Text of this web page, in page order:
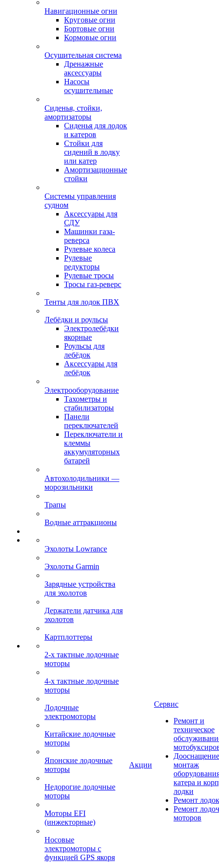
Навигационные огни
Круговые огни
Бортовые огни
Кормовые огни
Осушительная система
Дренажные
аксессуары
Насосы
осушительные
Сиденья, стойки,
амортизаторы
Сиденья для лодок
и катеров
Стойки для
сидений в лодку
или катер
Амортизационные
стойки
Системы управления
судном
Аксессуары для
СДУ
Машинки газа-
реверса
Рулевые колеса
Рулевые
редукторы
Рулевые тросы
Тросы газ-реверс
Тенты для лодок ПВХ
Лебёдки и роульсы
Электролебёдки
якорные
Роульсы для
лебёдок
Аксессуары для
лебёдок
Электрооборудование
Тахометры и
стабилизаторы
Панели
переключателей
Переключатели и
клеммы
аккумуляторных
батарей
Автохолодильники —
морозильники
Трапы
Водные аттракционы
Эхолоты Lowrance
Эхолоты Garmin
Зарядные устройства
для эхолотов
Держатели датчика для
эхолотов
Картплоттеры
2-х тактные лодочные
моторы
4-х тактные лодочные
моторы
Лодочные
электромоторы
Китайские лодочные
моторы
Японские лодочные
моторы
Недорогие лодочные
моторы
Моторы EFI
(инжекторные)
Носовые
электромоторы с
функцией GPS якоря
Акции
Сервис
Ремонт и
техническое
монтаж
катера и
лодки
Ремонт
Ремонт
моторов